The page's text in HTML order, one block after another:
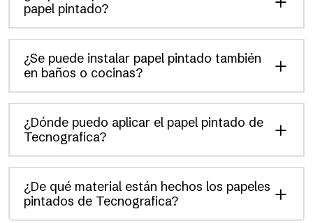
papel pintado?
¿Se puede instalar papel pintado también
en baños o cocinas?
¿Dónde puedo aplicar el papel pintado de
Tecnografica?
¿De qué material están hechos los papeles
pintados de Tecnografica?